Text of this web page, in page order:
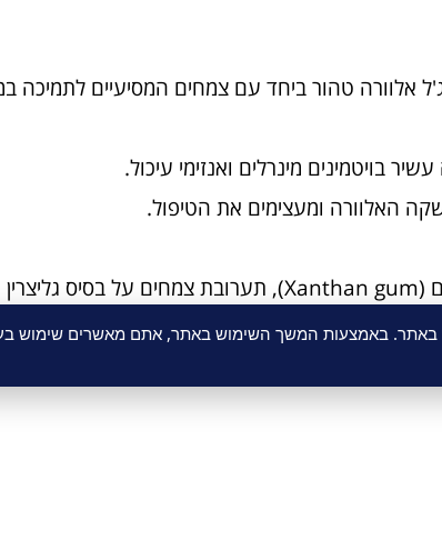
אלוורה טהור ביחד עם צמחים המסיעיים לתמיכה
בויטמינים מינרלים ואנזימי עיכול.
האלוורה ומעצימים את הטיפול.
מיץ אלוורה אורגני (Orgnic Aloe Vera Juice), קסנטאן גאם (Xanthan gum), תערובת צמחים על בסיס גליצרין
באתר. באמצעות המשך השימוש באתר, אתם מאשרים שימוש